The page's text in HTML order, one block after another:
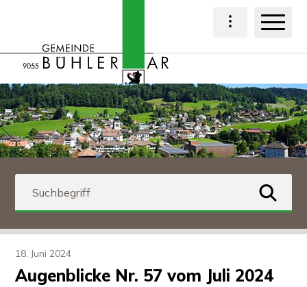
Navigieren in
suchen
Augenblicke Nr. 57 vom Juli 2024
18. Juni 2024